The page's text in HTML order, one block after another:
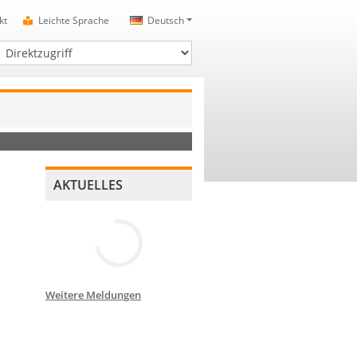
Deutsch
Leichte Sprache
AKTUELLES
Weitere Meldungen